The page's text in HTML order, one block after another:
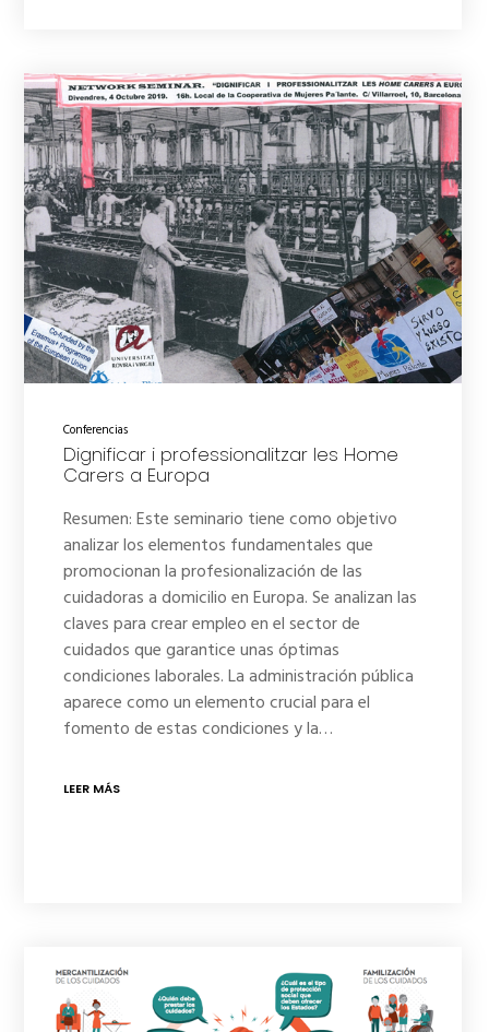
Conferencias
Dignificar i professionalitzar les Home
Carers a Europa
Resumen: Este seminario tiene como objetivo
analizar los elementos fundamentales que
promocionan la profesionalización de las
cuidadoras a domicilio en Europa. Se analizan las
claves para crear empleo en el sector de
cuidados que garantice unas óptimas
condiciones laborales. La administración pública
aparece como un elemento crucial para el
fomento de estas condiciones y la…
LEER MÁS